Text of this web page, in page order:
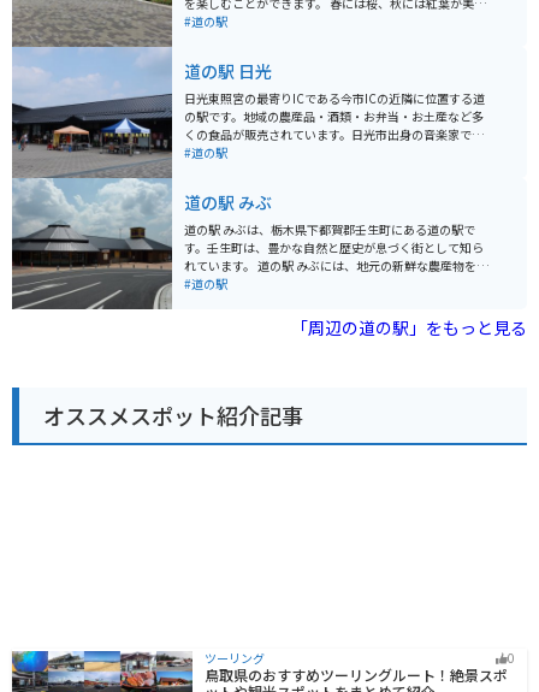
く、多くの観光客が訪れます。 また、道の駅に隣接して
り、家族連れに人気です。 バイクで訪れる場合、駐車場
も広く停めやすいので安心です。 周辺には、塩谷町のシ
ンボルである「尚仁沢湧水群」や、温泉施設「尚仁沢温
泉 はーとらんどゆずの湯」など、観光スポットも点在し
ています。 地元の名産品としては、新鮮な野菜や果物、
山菜、きのこなどが販売されています。 特に、塩谷町産
材を使った料理を提供するレストランもあり、人気メニ
っていておすすめです。 周辺道路は、山間部を通るため
カーブが多いですが、交通量は比較的少なく、走りやす
い道が多いです。 ただし、秋は紅葉シーズンとなるた
め、週末は渋滞が発生することもありますので、時間に
#道の駅
道の駅 日光
日光東照宮の最寄りICである今市ICの近隣に位置する道
の駅です。地域の農産品・酒類・お弁当・お土産など多
くの食品が販売されています。日光市出身の音楽家であ
り、多くの演歌の名曲を生み出した船村徹さんの記念ミ
#道の駅
道の駅 みぶ
道の駅 みぶは、栃木県下都賀郡壬生町にある道の駅で
す。壬生町は、豊かな自然と歴史が息づく街として知ら
れています。 道の駅 みぶには、地元の新鮮な農産物を販
売する直売所や、壬生ラーメンなどのご当地グルメが味
コーナーも併設されており、観光の拠点としても便利で
知られており、バイクでツーリングするのに最適なルー
トです。 壬生町の名産品としては、かんぴょうやニラ、
イチゴなどが有名です。道の駅 みぶの直売所では、これ
#道の駅
「周辺の道の駅」をもっと見る
オススメスポット紹介記事
ツーリング 0
鳥取県のおすすめツーリングルート！絶景スポ